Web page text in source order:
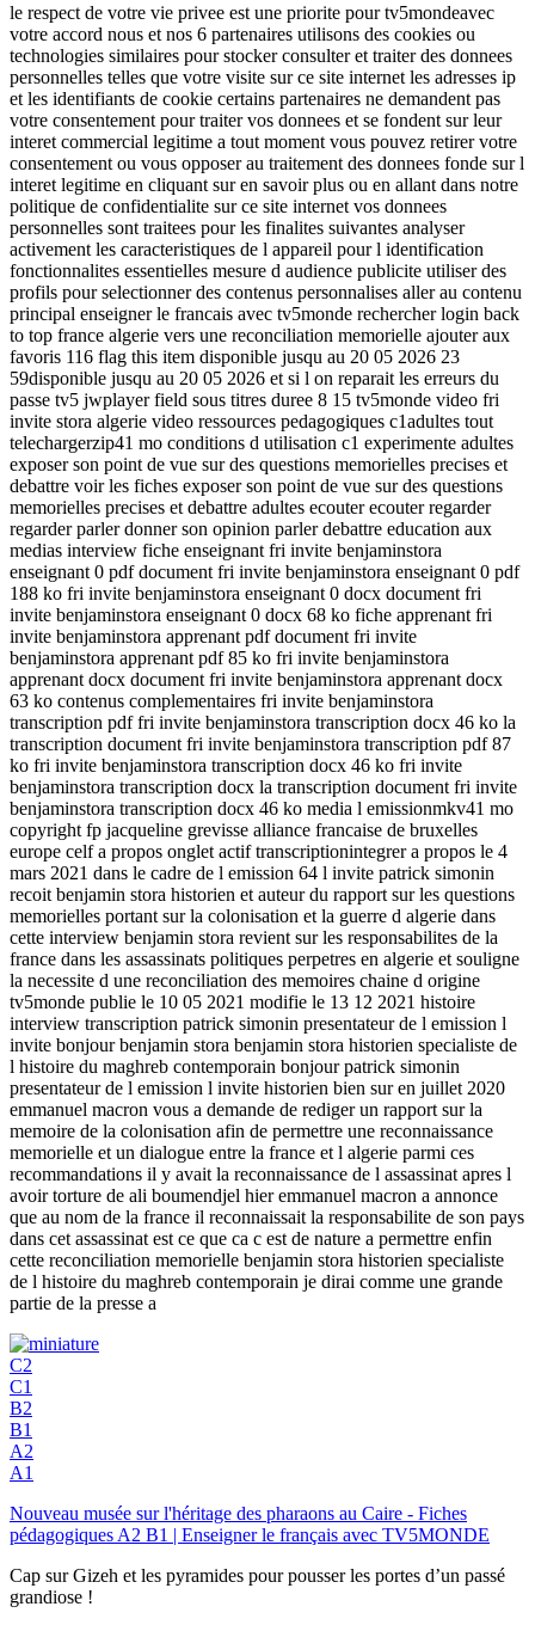
le respect de votre vie privee est une priorite pour tv5mondeavec
votre accord nous et nos 6 partenaires utilisons des cookies ou
technologies similaires pour stocker consulter et traiter des donnees
personnelles telles que votre visite sur ce site internet les adresses ip
et les identifiants de cookie certains partenaires ne demandent pas
votre consentement pour traiter vos donnees et se fondent sur leur
interet commercial legitime a tout moment vous pouvez retirer votre
consentement ou vous opposer au traitement des donnees fonde sur l
interet legitime en cliquant sur en savoir plus ou en allant dans notre
politique de confidentialite sur ce site internet vos donnees
personnelles sont traitees pour les finalites suivantes analyser
activement les caracteristiques de l appareil pour l identification
fonctionnalites essentielles mesure d audience publicite utiliser des
profils pour selectionner des contenus personnalises aller au contenu
principal enseigner le francais avec tv5monde rechercher login back
to top france algerie vers une reconciliation memorielle ajouter aux
favoris 116 flag this item disponible jusqu au 20 05 2026 23
59disponible jusqu au 20 05 2026 et si l on reparait les erreurs du
passe tv5 jwplayer field sous titres duree 8 15 tv5monde video fri
invite stora algerie video ressources pedagogiques c1adultes tout
telechargerzip41 mo conditions d utilisation c1 experimente adultes
exposer son point de vue sur des questions memorielles precises et
debattre voir les fiches exposer son point de vue sur des questions
memorielles precises et debattre adultes ecouter ecouter regarder
regarder parler donner son opinion parler debattre education aux
medias interview fiche enseignant fri invite benjaminstora
enseignant 0 pdf document fri invite benjaminstora enseignant 0 pdf
188 ko fri invite benjaminstora enseignant 0 docx document fri
invite benjaminstora enseignant 0 docx 68 ko fiche apprenant fri
invite benjaminstora apprenant pdf document fri invite
benjaminstora apprenant pdf 85 ko fri invite benjaminstora
apprenant docx document fri invite benjaminstora apprenant docx
63 ko contenus complementaires fri invite benjaminstora
transcription pdf fri invite benjaminstora transcription docx 46 ko la
transcription document fri invite benjaminstora transcription pdf 87
ko fri invite benjaminstora transcription docx 46 ko fri invite
benjaminstora transcription docx la transcription document fri invite
benjaminstora transcription docx 46 ko media l emissionmkv41 mo
copyright fp jacqueline grevisse alliance francaise de bruxelles
europe celf a propos onglet actif transcriptionintegrer a propos le 4
mars 2021 dans le cadre de l emission 64 l invite patrick simonin
recoit benjamin stora historien et auteur du rapport sur les questions
memorielles portant sur la colonisation et la guerre d algerie dans
cette interview benjamin stora revient sur les responsabilites de la
france dans les assassinats politiques perpetres en algerie et souligne
la necessite d une reconciliation des memoires chaine d origine
tv5monde publie le 10 05 2021 modifie le 13 12 2021 histoire
interview transcription patrick simonin presentateur de l emission l
invite bonjour benjamin stora benjamin stora historien specialiste de
l histoire du maghreb contemporain bonjour patrick simonin
presentateur de l emission l invite historien bien sur en juillet 2020
emmanuel macron vous a demande de rediger un rapport sur la
memoire de la colonisation afin de permettre une reconnaissance
memorielle et un dialogue entre la france et l algerie parmi ces
recommandations il y avait la reconnaissance de l assassinat apres l
avoir torture de ali boumendjel hier emmanuel macron a annonce
que au nom de la france il reconnaissait la responsabilite de son pays
dans cet assassinat est ce que ca c est de nature a permettre enfin
cette reconciliation memorielle benjamin stora historien specialiste
de l histoire du maghreb contemporain je dirai comme une grande
partie de la presse a
C2
C1
B2
B1
A2
A1
Nouveau musée sur l'héritage des pharaons au Caire - Fiches
pédagogiques A2 B1 | Enseigner le français avec TV5MONDE
Cap sur Gizeh et les pyramides pour pousser les portes d’un passé
grandiose !